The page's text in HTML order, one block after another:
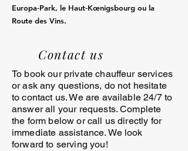
Europa‑Park, le Haut‑Kœnigsbourg ou la
Route des Vins.
Contact us
To book our private chauffeur services
or ask any questions, do not hesitate
to contact us. We are available 24/7 to
answer all your requests. Complete
the form below or call us directly for
immediate assistance. We look
forward to serving you!